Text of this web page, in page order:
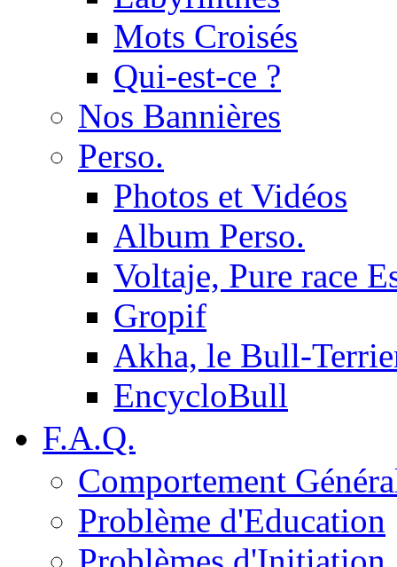
Mots Croisés
Qui-est-ce ?
Nos Bannières
Perso.
Photos et Vidéos
Album Perso.
Voltaje, Pure race
Gropif
Akha, le Bull-
EncycloBull
F.A.Q.
Comportement
Problème d'Education